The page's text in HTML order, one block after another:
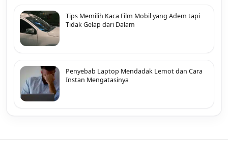
Tips Memilih Kaca Film Mobil yang Adem tapi
Tidak Gelap dari Dalam
Penyebab Laptop Mendadak Lemot dan Cara
Instan Mengatasinya